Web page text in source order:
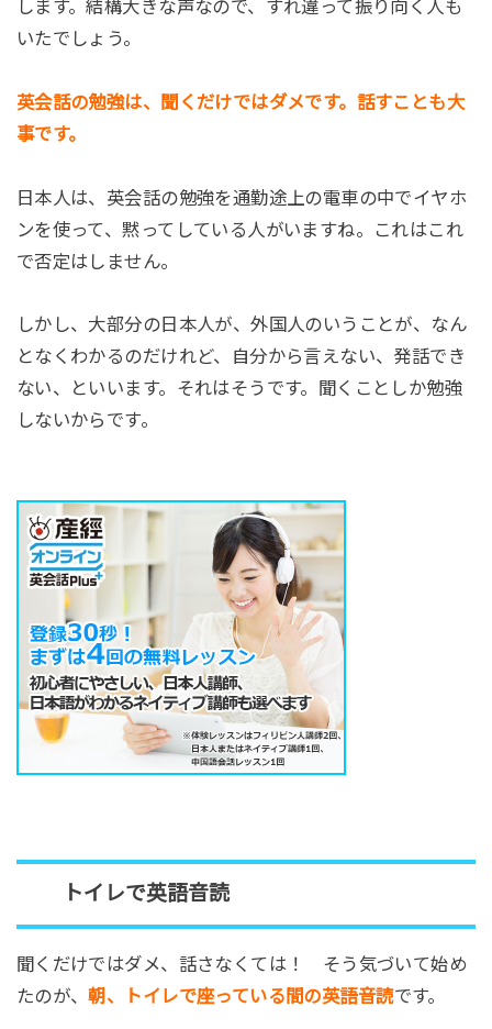
します。結構大きな声なので、すれ違って振り向く人も
いたでしょう。
英会話の勉強は、聞くだけではダメです。話すことも大
事です。
日本人は、英会話の勉強を通勤途上の電車の中でイヤホ
ンを使って、黙ってしている人がいますね。これはこれ
で否定はしません。
しかし、大部分の日本人が、外国人のいうことが、なん
となくわかるのだけれど、自分から言えない、発話でき
ない、といいます。それはそうです。聞くことしか勉強
しないからです。
トイレで英語音読
聞くだけではダメ、話さなくては！ そう気づいて始め
たのが、朝、トイレで座っている間の英語音読です。